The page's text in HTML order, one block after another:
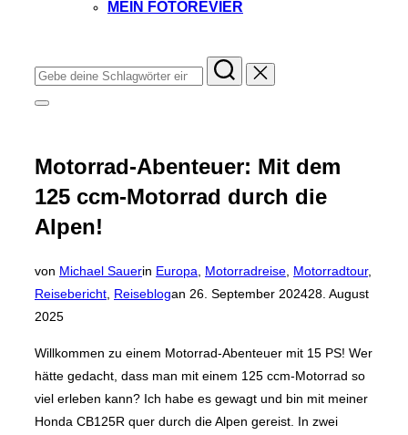
MEIN FOTOREVIER
Suchen
nach:
Seitenleiste
Motorrad-Abenteuer: Mit dem
125 ccm-Motorrad durch die
Alpen!
von Michael Sauerin Europa, Motorradreise, Motorradtour,
Reisebericht, Reiseblogan Veröffentlicht
26. September 202428. August
2025
Willkommen zu einem Motorrad-Abenteuer mit 15 PS! Wer
hätte gedacht, dass man mit einem 125 ccm-Motorrad so
viel erleben kann? Ich habe es gewagt und bin mit meiner
Honda CB125R quer durch die Alpen gereist. In zwei